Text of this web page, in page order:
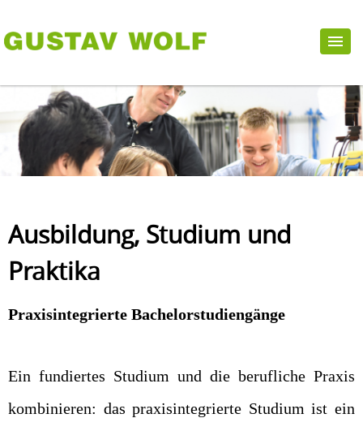
Ausbildung, Studium und
Praktika
Praxisintegrierte Bachelorstudiengänge
Ein fundiertes Studium und die berufliche Praxis
kombinieren: das praxisintegrierte Studium ist ein